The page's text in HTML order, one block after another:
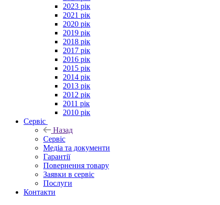
2023 рік
2021 рік
2020 рік
2019 рік
2018 рік
2017 рік
2016 рік
2015 рік
2014 рік
2013 рік
2012 рік
2011 рік
2010 рік
Сервіс
Назад
Сервіс
Медіа та документи
Гарантії
Повернення товару
Заявки в сервіс
Послуги
Контакти